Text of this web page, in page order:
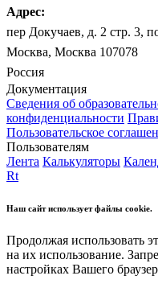
Адрес:
пер Докучаев, д. 2 стр. 3,
Москва, Москва 107078
Россия
Документация
Сведения об
конфиденциальности
Пользовательское
Пользователям
Лента Калькуляторы
Rt
Наш сайт использует файлы cookie.
Продолжая использовать
на их использование.
настройках Вашего